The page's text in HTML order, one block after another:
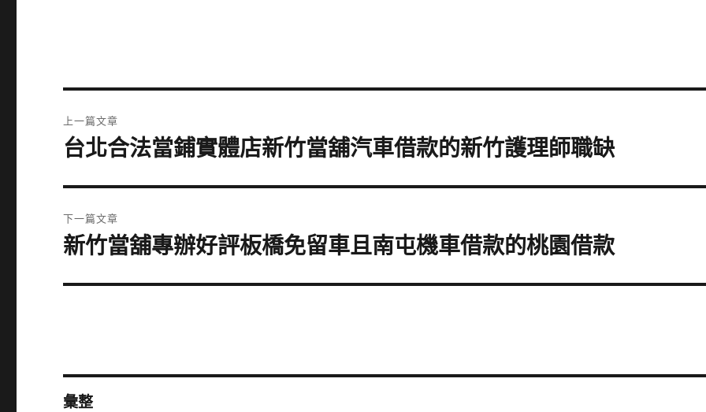
章
上一篇文章
上
篇
文
章:
台北合法當鋪實體店新竹當舖汽車借款的新竹護理師職缺
下一篇文章
下
篇
新竹當舖專辦好評板橋免留車且南屯機車借款的桃園借款
彙整